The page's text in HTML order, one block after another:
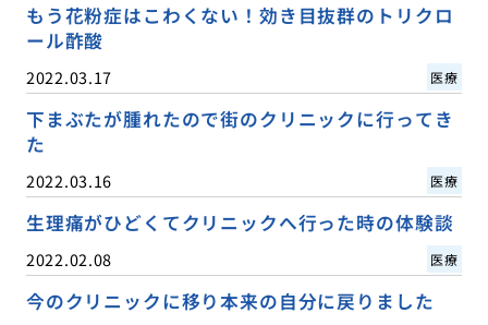
もう花粉症はこわくない！効き目抜群のトリクロ
ール酢酸
2022.03.17 医療
下まぶたが腫れたので街のクリニックに行ってき
た
2022.03.16 医療
生理痛がひどくてクリニックへ行った時の体験談
2022.02.08 医療
今のクリニックに移り本来の自分に戻りました